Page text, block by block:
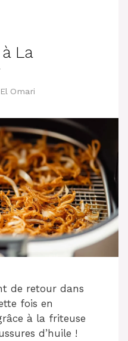
La
Omari
de retour dans
fois en
à la friteuse
d’huile !